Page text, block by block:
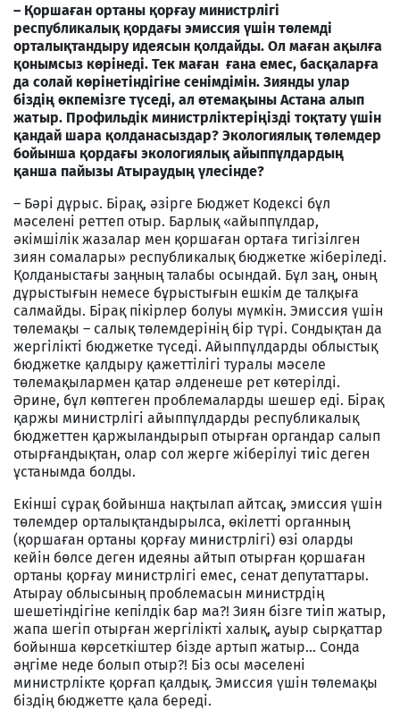
– Қоршаған ортаны қорғау министрлігі
республикалық қордағы эмиссия үшін төлемді
орталықтандыру идеясын қолдайды. Ол маған ақылға
қонымсыз көрінеді. Тек маған ғана емес, басқаларға
да солай көрінетіндігіне сенімдімін. Зиянды улар
біздің өкпемізге түседі, ал өтемақыны Астана алып
жатыр. Профильдік министрліктеріңізді тоқтату үшін
қандай шара қолданасыздар? Экологиялық төлемдер
бойынша қордағы экологиялық айыппұлдардың
қанша пайызы Атыраудың үлесінде?
– Бәрі дұрыс. Бірақ, әзірге Бюджет Кодексі бұл
мәселені реттеп отыр. Барлық «айыппұлдар,
әкімшілік жазалар мен қоршаған ортаға тигізілген
зиян сомалары» республикалық бюджетке жіберіледі.
Қолданыстағы заңның талабы осындай. Бұл заң, оның
дұрыстығын немесе бұрыстығын ешкім де талқыға
салмайды. Бірақ пікірлер болуы мүмкін. Эмиссия үшін
төлемақы – салық төлемдерінің бір түрі. Сондықтан да
жергілікті бюджетке түседі. Айыппұлдарды облыстық
бюджетке қалдыру қажеттілігі туралы мәселе
төлемақылармен қатар әлденеше рет көтерілді.
Әрине, бұл көптеген проблемаларды шешер еді. Бірақ
қаржы министрлігі айыппұлдарды республикалық
бюджеттен қаржыландырып отырған органдар салып
отырғандықтан, олар сол жерге жіберілуі тиіс деген
ұстанымда болды.
Екінші сұрақ бойынша нақтылап айтсақ, эмиссия үшін
төлемдер орталықтандырылса, өкілетті органның
(қоршаған ортаны қорғау министрлігі) өзі оларды
кейін бөлсе деген идеяны айтып отырған қоршаған
ортаны қорғау министрлігі емес, сенат депутаттары.
Атырау облысының проблемасын министрдің
шешетіндігіне кепілдік бар ма?! Зиян бізге тиіп жатыр,
жапа шегіп отырған жергілікті халық, ауыр сырқаттар
бойынша көрсеткіштер бізде артып жатыр... Сонда
әңгіме неде болып отыр?! Біз осы мәселені
министрлікте қорғап қалдық. Эмиссия үшін төлемақы
біздің бюджетте қала береді.